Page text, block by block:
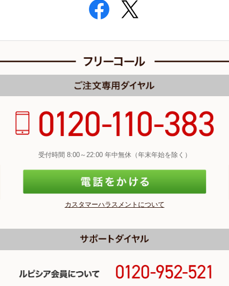
受付時間 8:00～22:00 年中無休（年末年始を除く）
カスタマーハラスメントについて